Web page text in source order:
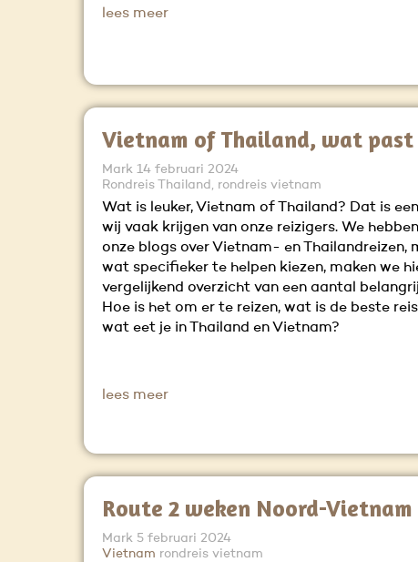
lees meer
Vietnam of Thailand, wat past
Mark 14 februari 2024
Rondreis Thailand, rondreis vietnam
Wat is leuker, Vietnam of Thailand? Dat is
wij vaak krijgen van onze reizigers. We
onze blogs over Vietnam- en Thailandreizen,
wat specifieker te helpen kiezen, maken we
vergelijkend overzicht van een aantal
Hoe is het om er te reizen, wat is de beste
wat eet je in Thailand en Vietnam?
lees meer
Route 2 weken Noord-Vietnam
Mark 5 februari 2024
Vietnam rondreis vietnam